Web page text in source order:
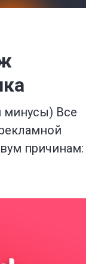
Все
причинам: